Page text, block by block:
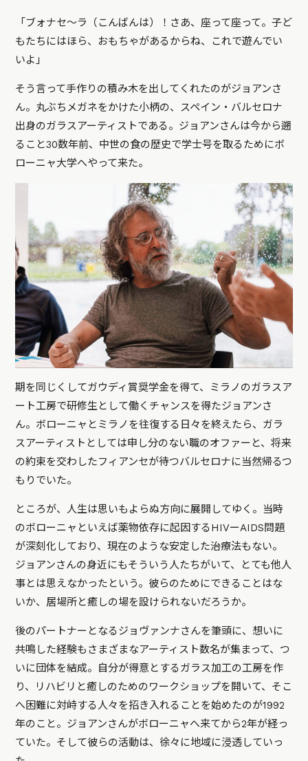
「ブォナセ〜ラ（こんばんは）！さあ、座って座って。子ど
もたちにはほら、おもちゃがあるからね、これで遊んでい
いよ」
そう言って手作りの積み木を出してくれたのがジョアンさ
ん。丸ぶちメガネをかけた小柄の、スペイン・バルセロナ
出身のガラスアーティストである。ジョアンさんは今から遡
ること30数年前、中世の食の歴史で学士号を取るためにボ
ローニャ大学へやって来た。
期を同じくしてガウディ賞奨学金を得て、ミラノのガラスア
ート工房で研修生として働くチャンスを得たジョアンさ
ん。ボローニャとミラノを往復する日々を終えたら、ガラ
スアーティストとしては申し分のない職のオファーと、将来
の約束を交わしたフィアンセが待つバルセロナに当然帰るつ
もりでいた。
ところが、人生は思いもよらぬ方向に展開してゆく。当時
のボローニャといえば薬物依存に起因するHIVーAIDS問題
が深刻化しており、現在のような安定した治療法もない。
ジョアンさんの身近にもそういう人たちがいて、とても他人
事とは思えなかったという。彼らのためにできることはな
いか、居場所と癒しの場を設けられないだろうか。
後のパートナーとなるジョヴァンナさんを筆頭に、想いに
共鳴した経験もさまざまなアーティスト数名が集まって、つ
いに団体を結成。自分が得意とするガラス加工の工房を作
り、リハビリと癒しのためのワークショップを開いて、そこ
へ困難に対峙する人々を招き入れることを始めたのが1992
年のこと。ジョアンさんがボローニャへ来てから2年が経っ
ていた。そして彼らの活動は、徐々に地域に浸透していっ